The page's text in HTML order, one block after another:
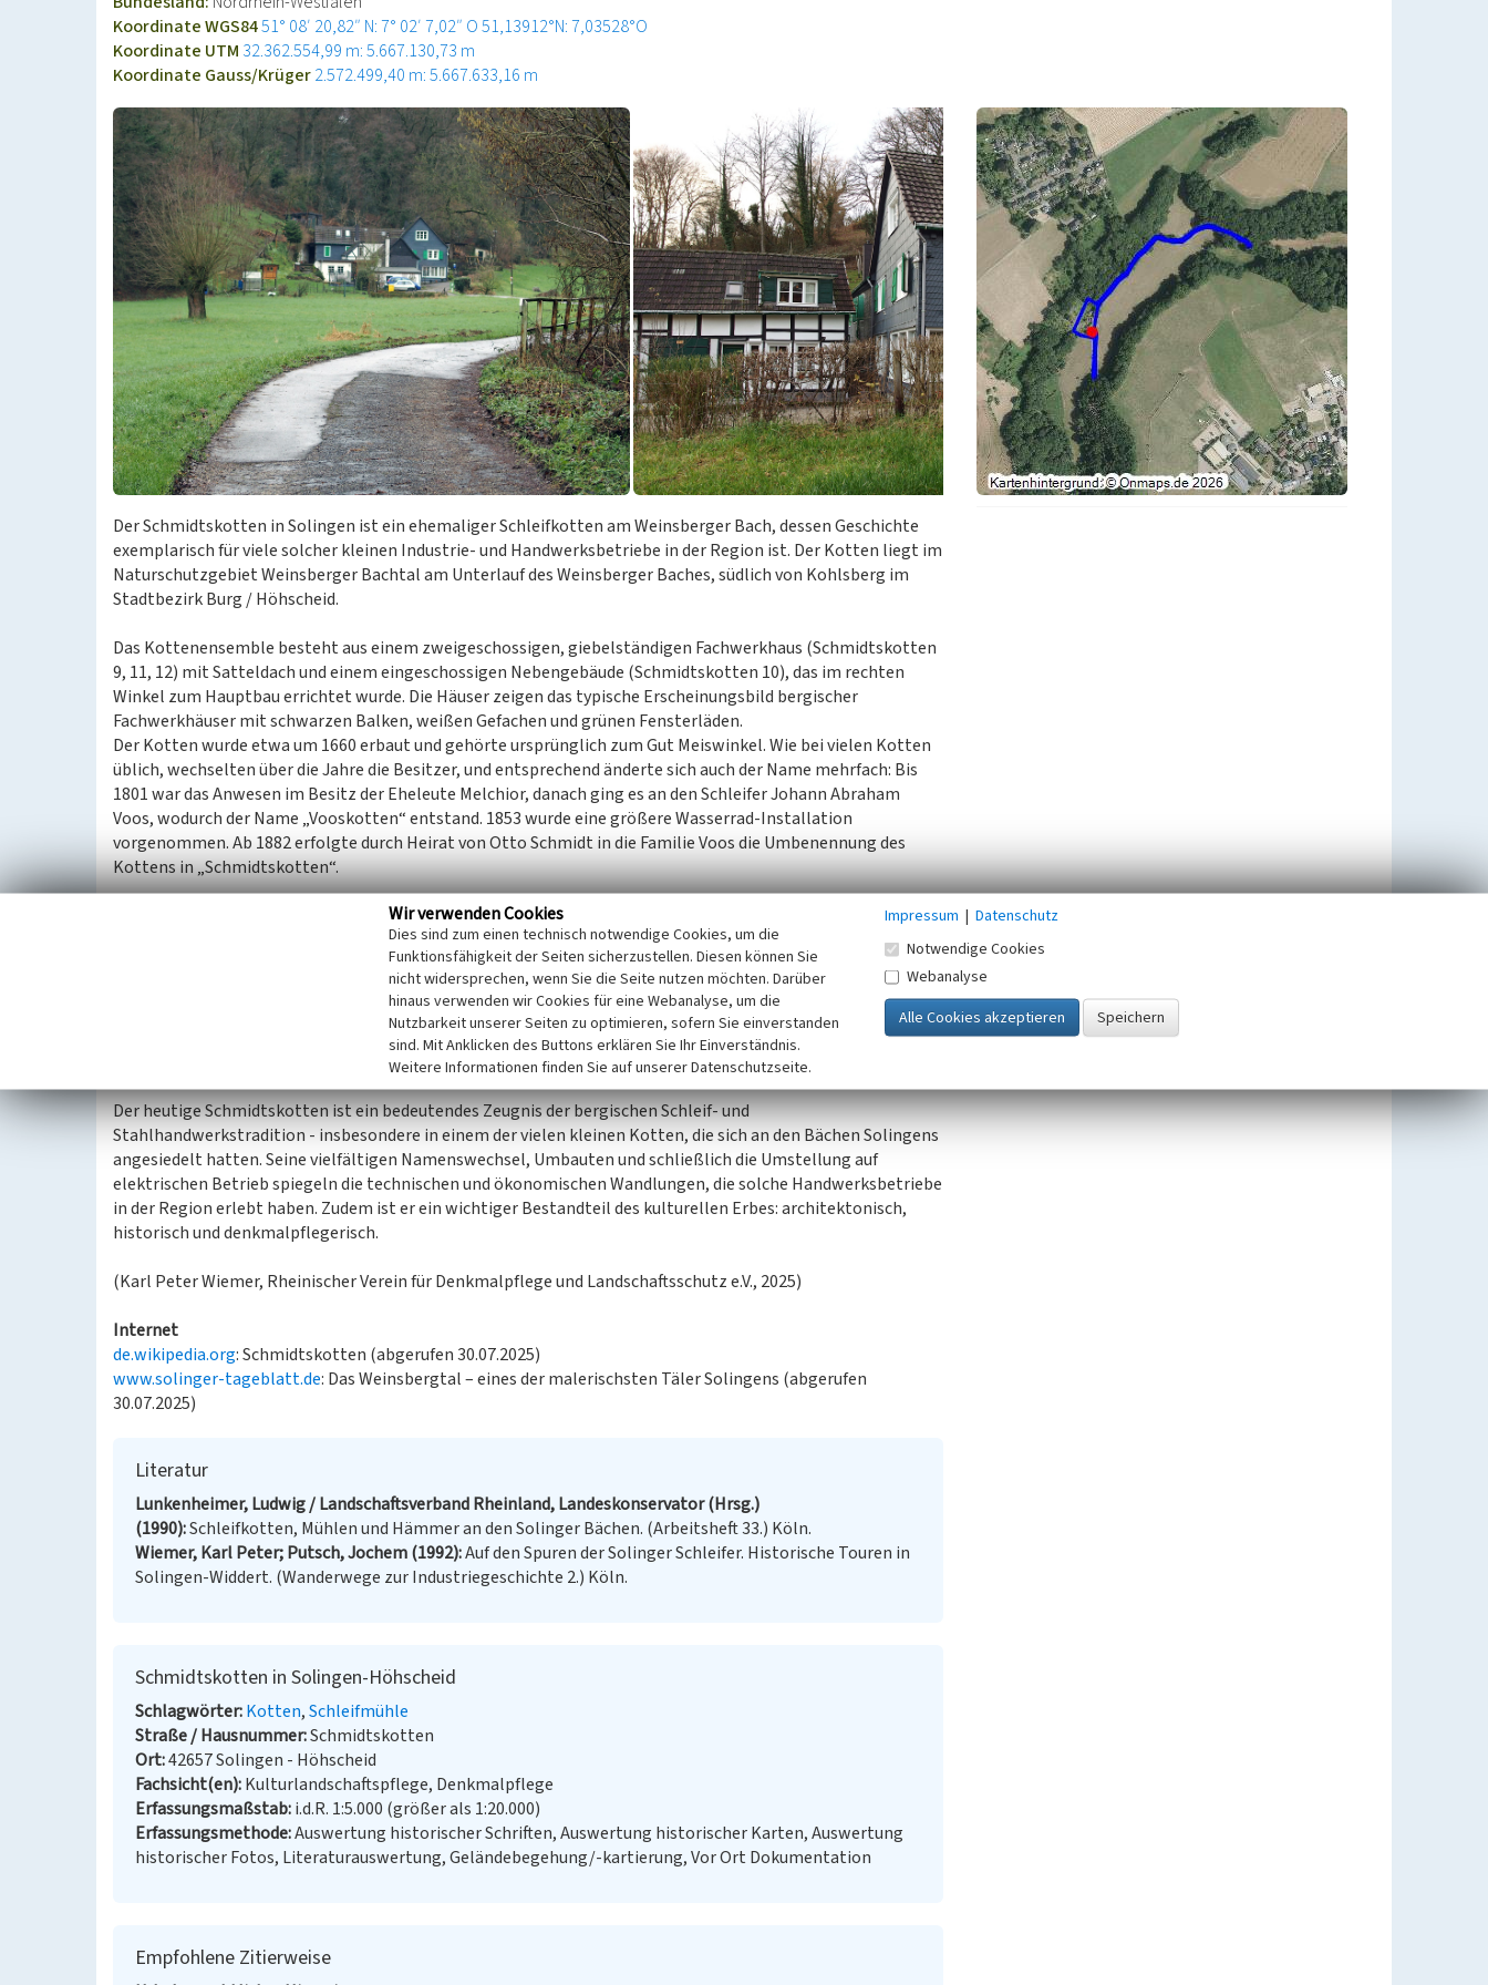
Koordinate WGS8451° 08′ 20,82″ N: 7° 02′ 7,02″ O51,13912°N: 7,03528°O
Koordinate UTM 32.362.554,99 m: 5.667.130,73 m
Koordinate Gauss/Krüger2.572.499,40 m: 5.667.633,16 m
Der Schmidtskotten in Solingen ist ein ehemaliger Schleifkotten am Weinsberger Bach, dessen Geschichte
exemplarisch für viele solcher kleinen Industrie- und Handwerksbetriebe in der Region ist. Der Kotten liegt im
Naturschutzgebiet Weinsberger Bachtal am Unterlauf des Weinsberger Baches, südlich von Kohlsberg im
Stadtbezirk Burg / Höhscheid.
Das Kottenensemble besteht aus einem zweigeschossigen, giebelständigen Fachwerkhaus (Schmidtskotten
9, 11, 12) mit Satteldach und einem eingeschossigen Nebengebäude (Schmidtskotten 10), das im rechten
Winkel zum Hauptbau errichtet wurde. Die Häuser zeigen das typische Erscheinungsbild bergischer
Fachwerkhäuser mit schwarzen Balken, weißen Gefachen und grünen Fensterläden.
Der Kotten wurde etwa um 1660 erbaut und gehörte ursprünglich zum Gut Meiswinkel. Wie bei vielen Kotten
üblich, wechselten über die Jahre die Besitzer, und entsprechend änderte sich auch der Name mehrfach: Bis
1801 war das Anwesen im Besitz der Eheleute Melchior, danach ging es an den Schleifer Johann Abraham
Voos, wodurch der Name „Vooskotten“ entstand. 1853 wurde eine größere Wasserrad-Installation
vorgenommen. Ab 1882 erfolgte durch Heirat von Otto Schmidt in die Familie Voos die Umbenennung des
Kottens in „Schmidtskotten“.
Das Kottenanwesen nutzte lange Zeit die Wasserkraft des Weinsberger Baches zur Energieversorgung der
Schleifwerkstätten. Über einen Obergraben wurde das oberschlächtige Wasserrad mit Wasser aus dem
Weinsberger Bach versorgt. 1957 erfolgte der Wechsel zum elektrischen Antrieb. Damit endete die
Abhängigkeit vom Wasserlauf für den technischen Betrieb.
In der zweiten Hälfte des 20. Jahrhunderts wurde der Schleifbetrieb eingestellt. Die Gebäude wurden
anschließend zu Wohnhäusern umgebaut. 1996 wurde der Schmidtskotten in die Denkmalliste der Stadt
Der heutige Schmidtskotten ist ein bedeutendes Zeugnis der bergischen Schleif- und
Stahlhandwerkstradition - insbesondere in einem der vielen kleinen Kotten, die sich an den Bächen Solingens
angesiedelt hatten. Seine vielfältigen Namenswechsel, Umbauten und schließlich die Umstellung auf
elektrischen Betrieb spiegeln die technischen und ökonomischen Wandlungen, die solche Handwerksbetriebe
in der Region erlebt haben. Zudem ist er ein wichtiger Bestandteil des kulturellen Erbes: architektonisch,
historisch und denkmalpflegerisch.
(Karl Peter Wiemer, Rheinischer Verein für Denkmalpflege und Landschaftsschutz e.V., 2025)
Internet
de.wikipedia.org: Schmidtskotten (abgerufen 30.07.2025)
www.solinger-tageblatt.de: Das Weinsbergtal – eines der malerischsten Täler Solingens (abgerufen
30.07.2025)
Literatur
Lunkenheimer, Ludwig / Landschaftsverband Rheinland, Landeskonservator (Hrsg.)
(1990) Schleifkotten, Mühlen und Hämmer an den Solinger Bächen. (Arbeitsheft 33.) Köln.
Wiemer, Karl Peter; Putsch, Jochem (1992) Auf den Spuren der Solinger Schleifer. Historische Touren in
Solingen-Widdert. (Wanderwege zur Industriegeschichte 2.) Köln.
Schmidtskotten in Solingen-Höhscheid
Schlagwörter Kotten Schleifmühle
Straße / Hausnummer Schmidtskotten
Ort 42657 Solingen - Höhscheid
Fachsicht(en) Kulturlandschaftspflege, Denkmalpflege
Erfassungsmaßstab i.d.R. 1:5.000 (größer als 1:20.000)
Erfassungsmethode Auswertung historischer Schriften, Auswertung historischer Karten, Auswertung
historischer Fotos, Literaturauswertung, Geländebegehung/-kartierung, Vor Ort Dokumentation
Empfohlene Zitierweise
Wir verwenden Cookies
Dies sind zum einen technisch notwendige Cookies, um die
Funktionsfähigkeit der Seiten sicherzustellen. Diesen können Sie
nicht widersprechen, wenn Sie die Seite nutzen möchten. Darüber
hinaus verwenden wir Cookies für eine Webanalyse, um die
Nutzbarkeit unserer Seiten zu optimieren, sofern Sie einverstanden
sind. Mit Anklicken des Buttons erklären Sie Ihr Einverständnis.
Weitere Informationen finden Sie auf unserer Datenschutzseite.
Impressum | Datenschutz
Notwendige Cookies
Webanalyse